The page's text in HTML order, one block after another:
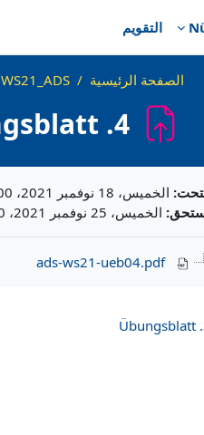
التقويم
الصفحة الرئيسية WS21_ADS
4. Übungsblatt
الخميس، 18 نوفمبر 2021، 2:00 PM
الخميس، 25 نوفمبر 2021، 2:00 PM
ads-ws21-ueb04.pdf